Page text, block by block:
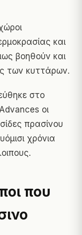
και
βοηθούν και
των κυττάρων.
στο
οι
πρασίνου
χρόνια
που